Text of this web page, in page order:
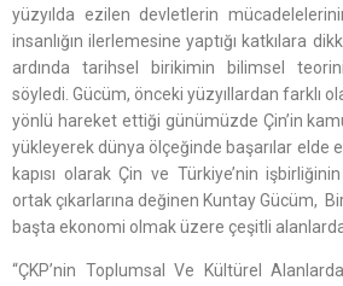
yüzyılda ezilen devletlerin
insanlığın ilerlemesine yaptığı katkılara
ardında tarihsel birikimin bilimsel
söyledi. Gücüm, önceki yüzyıllardan farklı
yönlü hareket ettiği günümüzde Çin’in
yükleyerek dünya ölçeğinde başarılar elde
kapısı olarak Çin ve Türkiye’nin
ortak çıkarlarına değinen Kuntay Gücüm,
başta ekonomi olmak üzere çeşitli
“ÇKP’nin Toplumsal Ve Kültürel